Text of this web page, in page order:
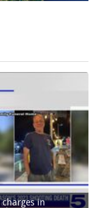
in
magic' presented
as UIL heat
County deputies